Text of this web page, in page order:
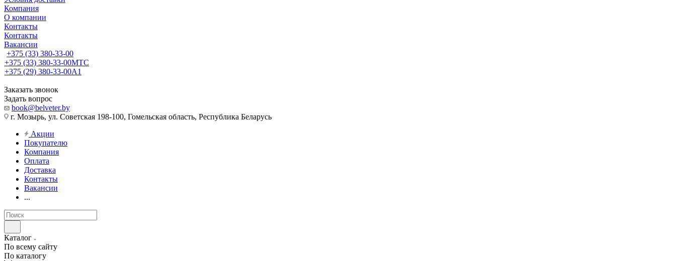
Компания
О компании
Контакты
Контакты
Вакансии
+375 (33) 380-33-00
+375 (33) 380-33-00МТС
+375 (29) 380-33-00А1
Заказать звонок
Задать вопрос
book@belveter.by
г. Мозырь, ул. Советская 198-100, Гомельская область, Республика Беларусь
Акции
Покупателю
Компания
Оплата
Доставка
Контакты
Вакансии
...
Каталог
По всему сайту
По каталогу